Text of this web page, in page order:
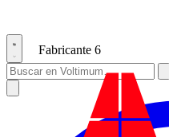
Fabricante 6